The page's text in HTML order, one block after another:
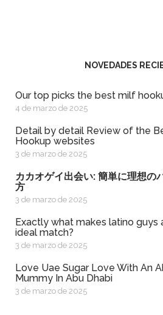
NOVEDADES
Our top picks the best milf
4 de marzo de 2025
Detail by detail Review of the Best 8 Bisexual
Hookup websites
3 de marzo de 2025
カカオゲイ出会い: 簡単に理想のパートナーを探すやり
方
3 de marzo de 2025
exactly what makes latino guys and black women an
ideal match?
3 de marzo de 2025
Love Uae Sugar Love With An Abundant Sugar
Mummy In Abu Dhabi
3 de marzo de 2025